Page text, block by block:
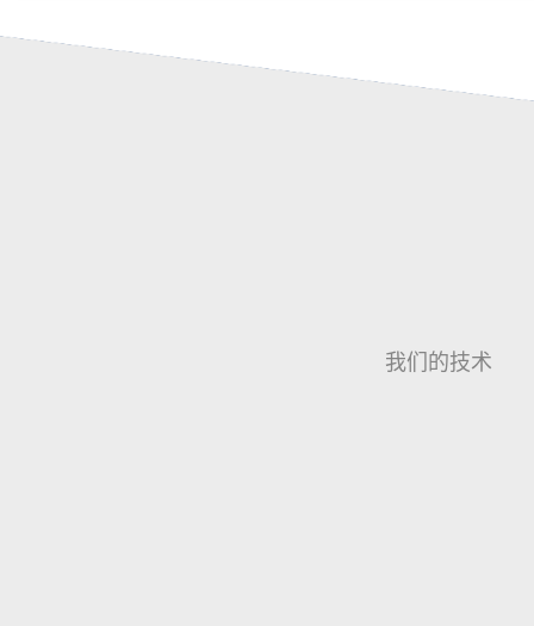
我们的技术